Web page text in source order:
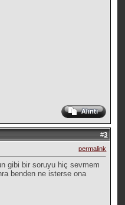
#3
permalink
gibi bir soruyu hiç sevmem
benden ne isterse ona